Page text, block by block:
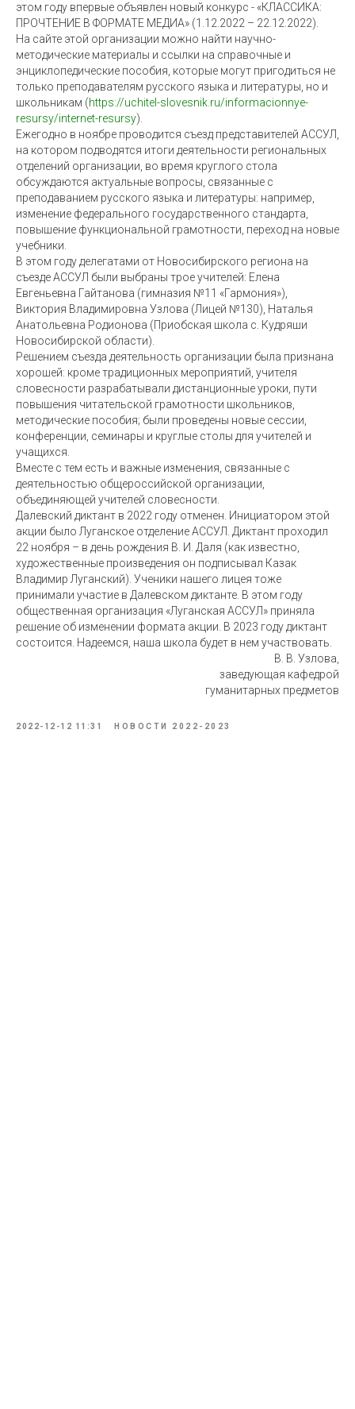
этом году впервые объявлен новый конкурс - «КЛАССИКА:
ПРОЧТЕНИЕ В ФОРМАТЕ МЕДИА» (1.12.2022 – 22.12.2022).
На сайте этой организации можно найти научно-
методические материалы и ссылки на справочные и
энциклопедические пособия, которые могут пригодиться не
только преподавателям русского языка и литературы, но и
школьникам (https://uchitel-slovesnik.ru/informacionnye-
resursy/internet-resursy).
Ежегодно в ноябре проводится съезд представителей АССУЛ,
на котором подводятся итоги деятельности региональных
отделений организации, во время круглого стола
обсуждаются актуальные вопросы, связанные с
преподаванием русского языка и литературы: например,
изменение федерального государственного стандарта,
повышение функциональной грамотности, переход на новые
учебники.
В этом году делегатами от Новосибирского региона на
съезде АССУЛ были выбраны трое учителей: Елена
Евгеньевна Гайтанова (гимназия №11 «Гармония»),
Виктория Владимировна Узлова (Лицей №130), Наталья
Анатольевна Родионова (Приобская школа с. Кудряши
Новосибирской области).
Решением съезда деятельность организации была признана
хорошей: кроме традиционных мероприятий, учителя
словесности разрабатывали дистанционные уроки, пути
повышения читательской грамотности школьников,
методические пособия; были проведены новые сессии,
конференции, семинары и круглые столы для учителей и
учащихся.
Вместе с тем есть и важные изменения, связанные с
деятельностью общероссийской организации,
объединяющей учителей словесности.
Далевский диктант в 2022 году отменен. Инициатором этой
акции было Луганское отделение АССУЛ. Диктант проходил
22 ноября – в день рождения В. И. Даля (как известно,
художественные произведения он подписывал Казак
Владимир Луганский). Ученики нашего лицея тоже
принимали участие в Далевском диктанте. В этом году
общественная организация «Луганская АССУЛ» приняла
решение об изменении формата акции. В 2023 году диктант
состоится. Надеемся, наша школа будет в нем участвовать.
В. В. Узлова,
заведующая кафедрой
гуманитарных предметов
2022-12-12 11:31 НОВОСТИ 2022-2023